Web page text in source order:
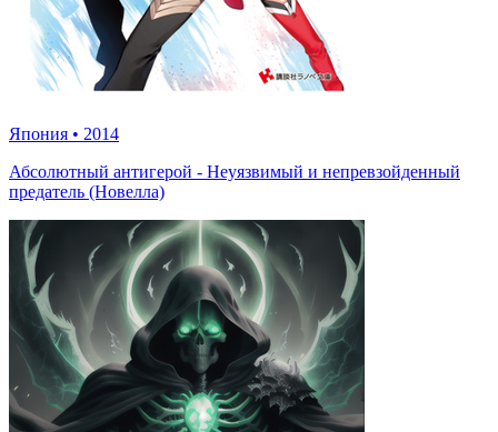
Япония • 2014
Абсолютный антигерой - Неуязвимый и непревзойденный
предатель (Новелла)